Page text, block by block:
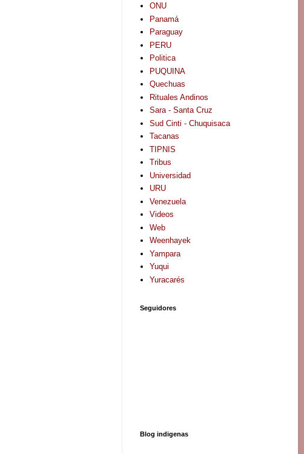
ONU
Panamá
Paraguay
PERU
Politica
PUQUINA
Quechuas
Rituales Andinos
Sara - Santa Cruz
Sud Cinti - Chuquisaca
Tacanas
TIPNIS
Tribus
Universidad
URU
Venezuela
Videos
Web
Weenhayek
Yampara
Yuqui
Yuracarés
Seguidores
Blog indigenas